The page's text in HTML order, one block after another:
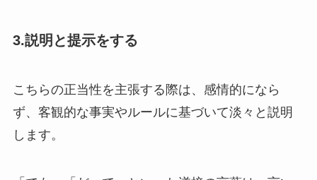
3.説明と提示をする
こちらの正当性を主張する際は、感情的になら
ず、客観的な事実やルールに基づいて淡々と説明
します。